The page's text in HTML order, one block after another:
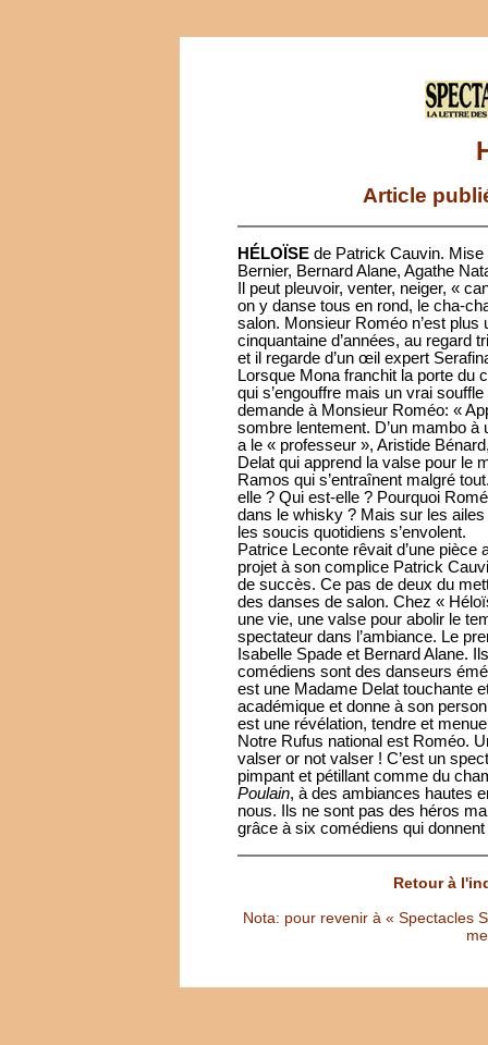
Article
HÉLOÏSE de Patrick Cauvin.
Bernier, Bernard Alane, Agathe
Il peut pleuvoir, venter, neiger, «
on y danse tous en rond, le cha-
salon. Monsieur Roméo n’est plus
cinquantaine d’années, au regard
et il regarde d’un œil expert
Lorsque Mona franchit la porte du
qui s’engouffre mais un vrai
demande à Monsieur Roméo: «
sombre lentement. D’un mambo
a le « professeur », Aristide
Delat qui apprend la valse pour le
Ramos qui s’entraînent malgré
elle ? Qui est-elle ? Pourquoi
dans le whisky ? Mais sur les
les soucis quotidiens s’envolent.
Patrice Leconte rêvait d’une
projet à son complice Patrick
de succès. Ce pas de deux du
des danses de salon. Chez «
une vie, une valse pour abolir le
spectateur dans l’ambiance. Le
Isabelle Spade et Bernard Alane.
comédiens sont des danseurs
est une Madame Delat touchante
académique et donne à son
est une révélation, tendre et
Notre Rufus national est Roméo.
valser or not valser ! C’est un
pimpant et pétillant comme du
Poulain, à des ambiances hautes
nous. Ils ne sont pas des héros
grâce à six comédiens qui
Retour à
Nota: pour revenir à « Spectacles